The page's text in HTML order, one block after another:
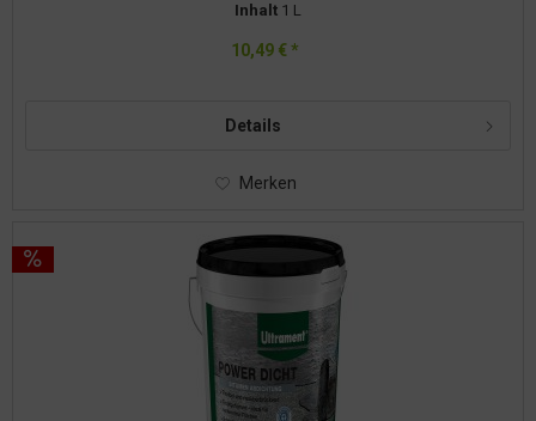
Inhalt 1 L
10,49 € *
Details
Merken